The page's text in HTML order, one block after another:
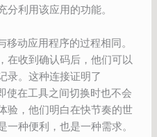
利用该应用的功能。
动应用程序的过程相同。
在收到确认码后，他们可以
录。这种连接证明了
在工具之间切换时也不会
验，他们明白在快节奏的世
种便利，也是一种需求。